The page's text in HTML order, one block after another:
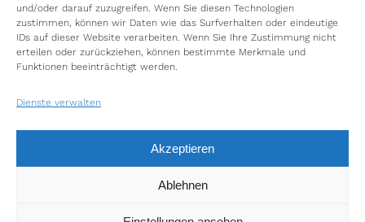
und/oder darauf zuzugreifen. Wenn Sie diesen Technologien
zustimmen, können wir Daten wie das Surfverhalten oder eindeutige
IDs auf dieser Website verarbeiten. Wenn Sie Ihre Zustimmung nicht
erteilen oder zurückziehen, können bestimmte Merkmale und
Funktionen beeinträchtigt werden.
Dienste verwalten
Akzeptieren
Ablehnen
INFORMIEREN SIE SICH
Gästeinformationen
Datenschutz